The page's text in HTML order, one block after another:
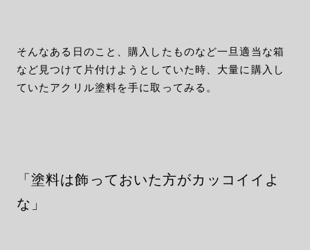
そんなある日のこと、購入したものなど一旦適当な箱
など見つけて片付けようとしていた時、大量に購入し
ていたアクリル塗料を手に取ってみる。
「塗料は飾っておいた方がカッコイイよ
な」